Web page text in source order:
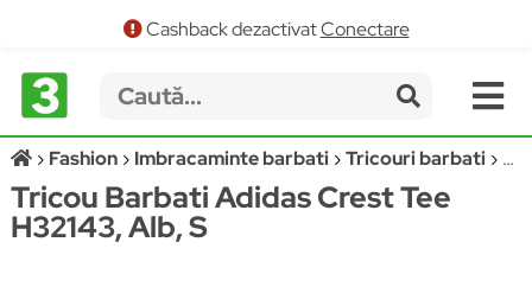
Cashback dezactivatConectare
Fashion Imbracaminte barbati Tricouri barbati
Tricou Barbati Adidas Crest Tee
H32143, Alb, S